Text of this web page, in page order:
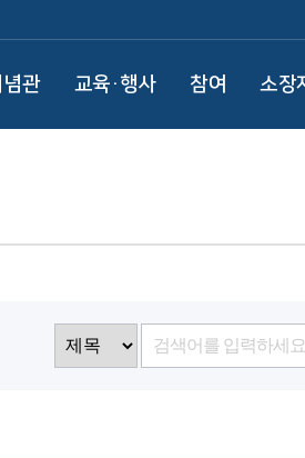
념관 교육·행사 참여 소장